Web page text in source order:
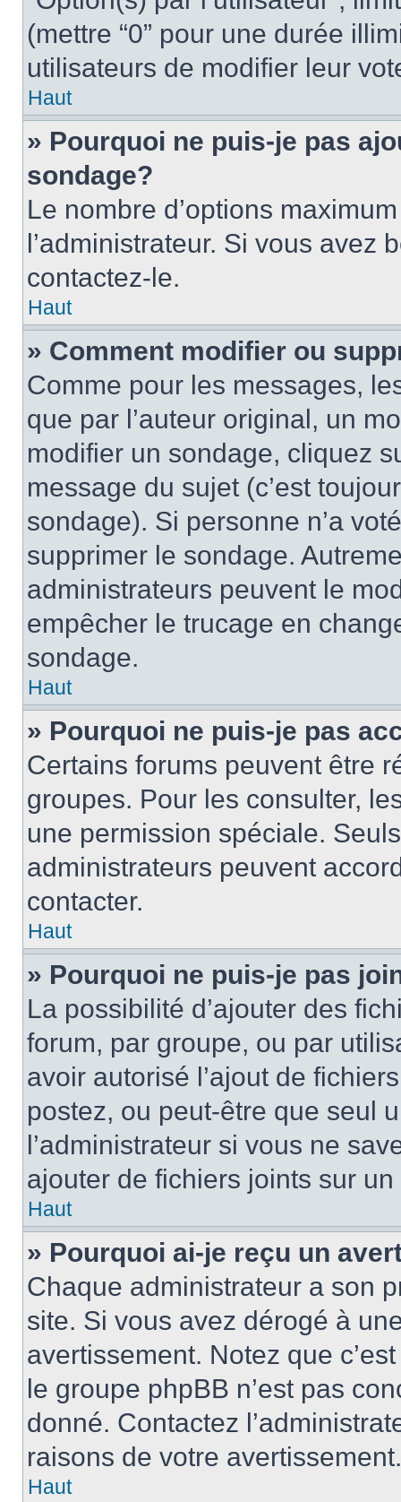
(mettre “0” pour une durée
utilisateurs de modifier leur
Haut
» Pourquoi ne puis-je pas
sondage?
Le nombre d’options
l’administrateur. Si vous avez
contactez-le.
Haut
» Comment modifier ou
Comme pour les messages,
que par l’auteur original, un
modifier un sondage, cliquez
message du sujet (c’est
sondage). Si personne n’a
supprimer le sondage.
administrateurs peuvent le
empêcher le trucage en
sondage.
Haut
» Pourquoi ne puis-je pas
Certains forums peuvent être
groupes. Pour les consulter,
une permission spéciale.
administrateurs peuvent
contacter.
Haut
» Pourquoi ne puis-je pas
La possibilité d’ajouter des
forum, par groupe, ou par
avoir autorisé l’ajout de
postez, ou peut-être que seul
l’administrateur si vous ne
ajouter de fichiers joints sur un
Haut
» Pourquoi ai-je reçu un
Chaque administrateur a son
site. Si vous avez dérogé à
avertissement. Notez que
le groupe phpBB n’est pas
donné. Contactez
raisons de votre avertissement.
Haut